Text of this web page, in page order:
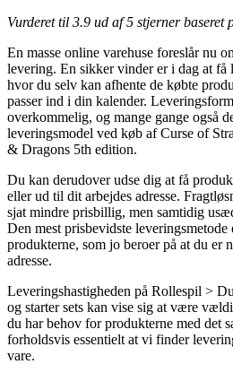
Vurderet til 3.9 ud af 5 stjerner baseret
En masse online varehuse foreslår nu
levering. En sikker vinder er i dag at få
hvor du selv kan afhente de købte
passer ind i din kalender.
overkommelig, og mange gange også
leveringsmodel ved køb af Curse of
& Dragons 5th edition.
Du kan derudover udse dig at få
eller ud til dit arbejdes adresse.
sjat mindre prisbillig, men samtidig
Den mest prisbevidste
produkterne, som jo beroer på at du er
adresse.
Leveringshastigheden på Rollespil >
og starter sets kan vise sig at være
du har behov for produkterne med det
forholdsvis essentielt at vi finder
vare.